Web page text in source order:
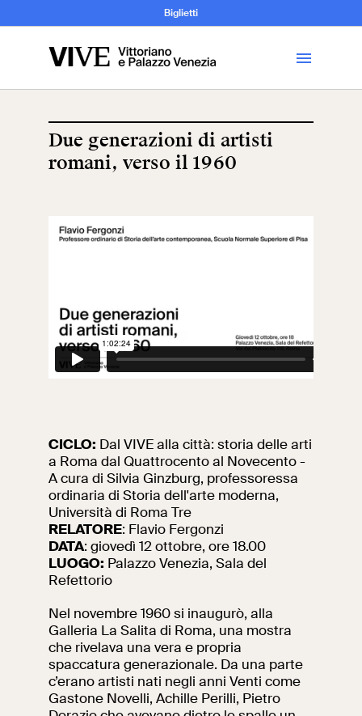
Educazione
Scuole Mostre ed eventi
Al centro di Roma
Video
Opere
La collezione
del VIVE
Biglietti
Due generazioni di artisti
romani, verso il 1960
CICLO: Dal VIVE alla città: storia delle arti
a Roma dal Quattrocento al Novecento -
A cura di Silvia Ginzburg, professoressa
ordinaria di Storia dell'arte moderna,
Università di Roma Tre
RELATORE: Flavio Fergonzi
DATA: giovedì 12 ottobre, ore 18.00
LUOGO: Palazzo Venezia, Sala del
Refettorio
Nel novembre 1960 si inaugurò, alla
Galleria La Salita di Roma, una mostra
che rivelava una vera e propria
spaccatura generazionale. Da una parte
c’erano artisti nati negli anni Venti come
Gastone Novelli, Achille Perilli, Pietro